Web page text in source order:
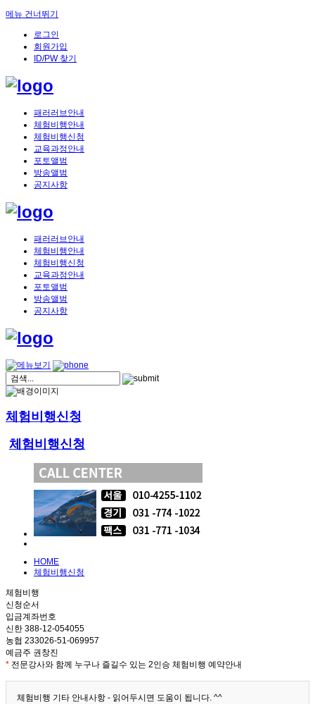
메뉴 건너뛰기
로그인
회원가입
ID/PW 찾기
패러러브안내
체험비행안내
체험비행신청
교육과정안내
포토앨범
방송앨범
공지사항
패러러브안내
체험비행안내
체험비행신청
교육과정안내
포토앨범
방송앨범
공지사항
체험비행신청
체험비행신청
HOME
체험비행신청
체험비행
신청순서
입금계좌번호
신한 388-12-054055
농협 233026-51-069957
예금주 권창진
* 전문강사와 함께 누구나 즐길수 있는 2인승 체험비행 예약안내
체험비행 기타 안내사항 - 읽어두시면 도움이 됩니다. ^^